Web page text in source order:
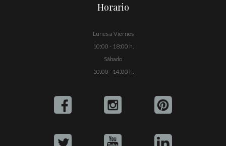
Horario
Lunes a Viernes
10:00 - 18:00 h.
Sábado
10:00 - 14:00 h.